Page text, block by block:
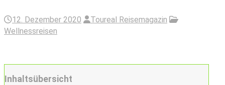
12. Dezember 2020
Toureal Reisemagazin
Wellnessreisen
Inhaltsübersicht